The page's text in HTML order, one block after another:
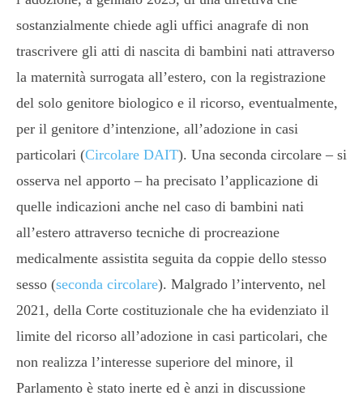
sostanzialmente chiede agli uffici anagrafe di non
trascrivere gli atti di nascita di bambini nati attraverso
la maternità surrogata all’estero, con la registrazione
del solo genitore biologico e il ricorso, eventualmente,
per il genitore d’intenzione, all’adozione in casi
particolari (Circolare DAIT). Una seconda circolare – si
osserva nel apporto – ha precisato l’applicazione di
quelle indicazioni anche nel caso di bambini nati
all’estero attraverso tecniche di procreazione
medicalmente assistita seguita da coppie dello stesso
sesso (seconda circolare). Malgrado l’intervento, nel
2021, della Corte costituzionale che ha evidenziato il
limite del ricorso all’adozione in casi particolari, che
non realizza l’interesse superiore del minore, il
Parlamento è stato inerte ed è anzi in discussione